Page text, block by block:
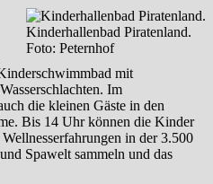
Kinderhallenbad Piratenland.
Foto: Peternhof
mit
Im
die kleinen Gäste in den
Bis 14 Uhr können die Kinder
in der 3.500
Spawelt sammeln und das